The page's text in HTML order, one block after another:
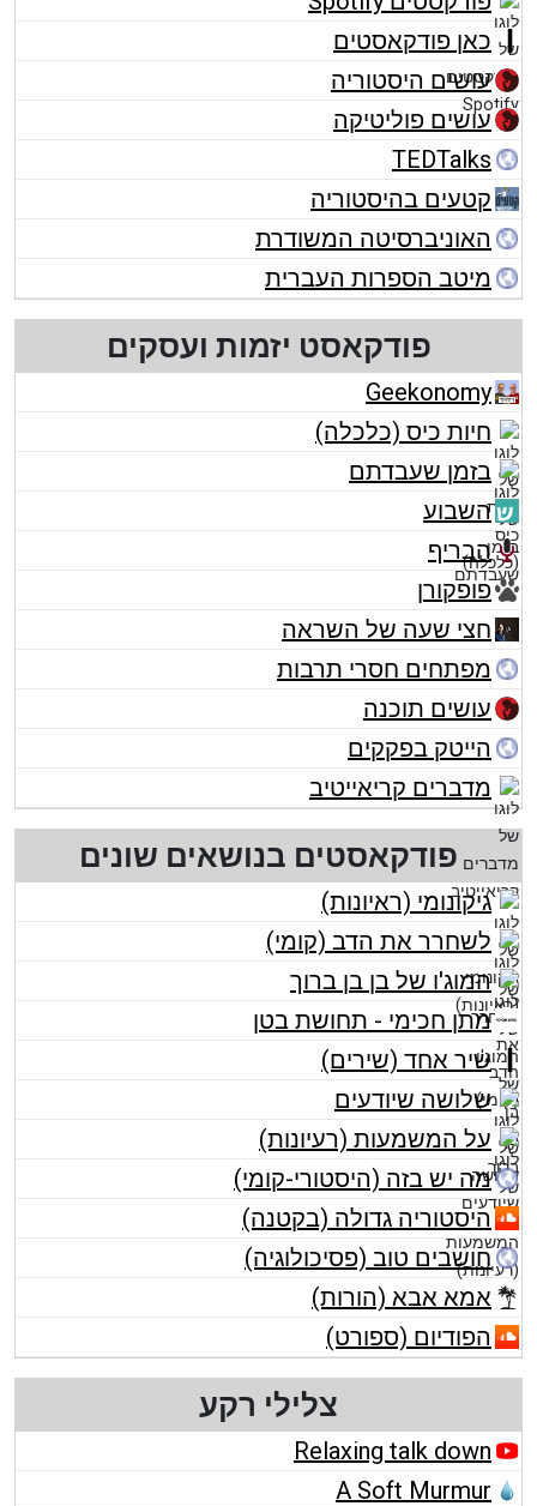
כאן פודקאסטים
עושים היסטוריה
עושים פוליטיקה
TEDTalks
קטעים בהיסטוריה
האוניברסיטה המשודרת
מיטב הספרות העברית
פודקאסט יזמות ועסקים
Geekonomy
חיות כיס (כלכלה)
בזמן שעבדתם
השבוע
הבריף
פופקורן
חצי שעה של השראה
מפתחים חסרי תרבות
עושים תוכנה
הייטק בפקקים
מדברים קריאייטיב
פודקאסטים בנושאים שונים
גיקונומי (ראיונות)
לשחרר את הדב (קומי)
המוג'ו של בן בן ברוך
מתן חכימי - תחושת בטן
שיר אחד (שירים)
שלושה שיודעים
על המשמעות (רעיונות)
מה יש בזה (היסטורי-קומי)
היסטוריה גדולה (בקטנה)
חושבים טוב (פסיכולוגיה)
אמא אבא (הורות)
הפודיום (ספורט)
צלילי רקע
Relaxing talk down
A Soft Murmur